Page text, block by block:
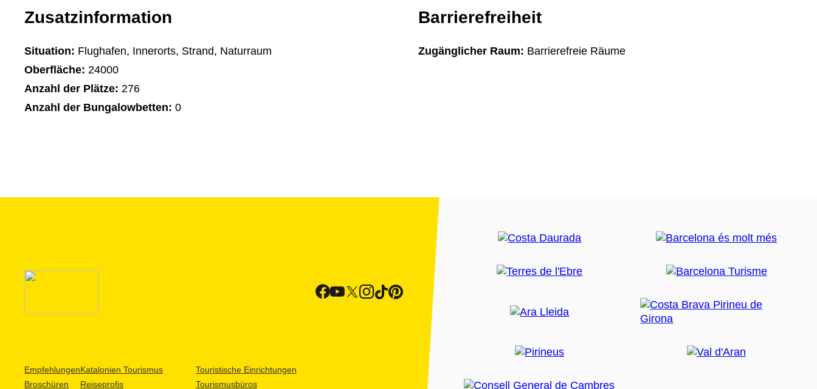
Zusatzinformation
Situation: Flughafen, Innerorts, Strand, Naturraum
Oberfläche: 24000
Anzahl der Plätze: 276
Anzahl der Bungalowbetten: 0
Barrierefreiheit
Zugänglicher Raum: Barrierefreie Räume
Empfehlungen
Broschüren
Katalonien Tourismus
Reiseprofis
Touristische Einrichtungen
Tourismusbüros